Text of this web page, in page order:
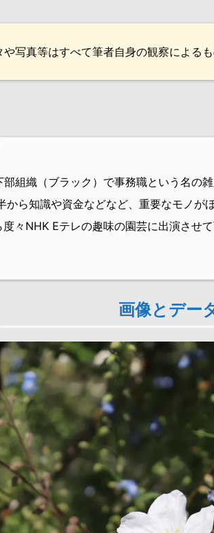
写真等はすべて筆者自身の観察によるも
部組織（ブラック）で事務職という名の
から知識や資金などなど、重要なモノが
々NHK Eテレの趣味の園芸に出演させて
画像とデー